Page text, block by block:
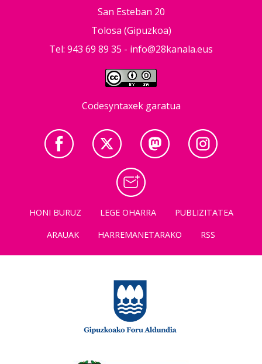
San Esteban 20
Tolosa (Gipuzkoa)
Tel: 943 69 89 35 - info@28kanala.eus
Codesyntaxek garatua
HONI BURUZ LEGE OHARRA
PUBLIZITATEA
ARAUAK
HARREMANETARAKO RSS